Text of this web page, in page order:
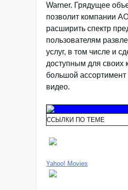
Warner. Грядущее
позволит компании
расширить спектр
пользователям
услуг, в том числе и
доступным для своих
большой
видео.
ССЫЛКИ ПО ТЕМЕ
Yahoo! Movies